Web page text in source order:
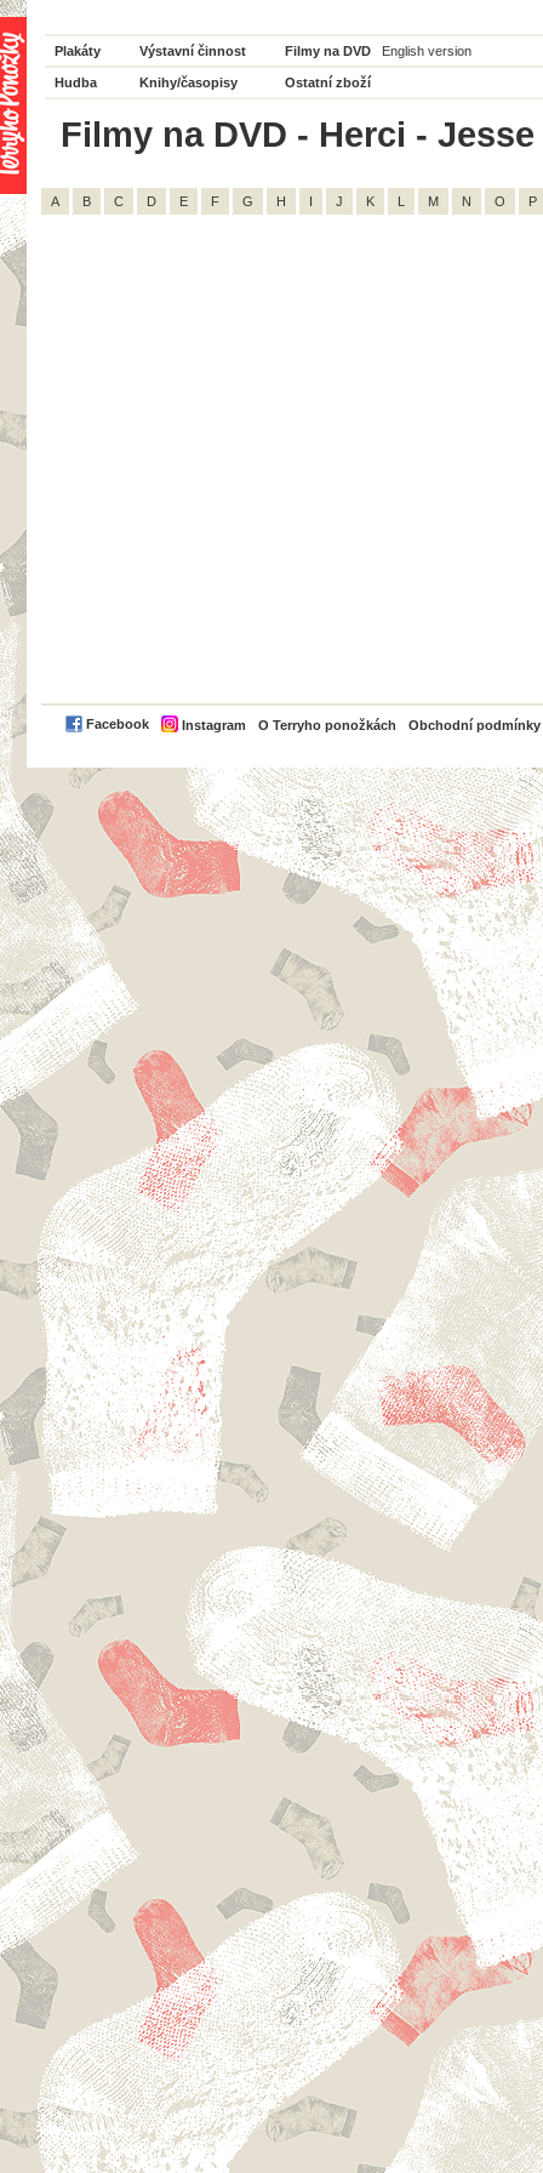
Plakáty Výstavní činnost Filmy na DVD English version
Hudba Knihy/časopisy Ostatní zboží
Filmy na DVD - Herci -
A B C D E F G H I J K L M N O P
Facebook Instagram O Terryho ponožkách Obchodní podmínky
PayPal